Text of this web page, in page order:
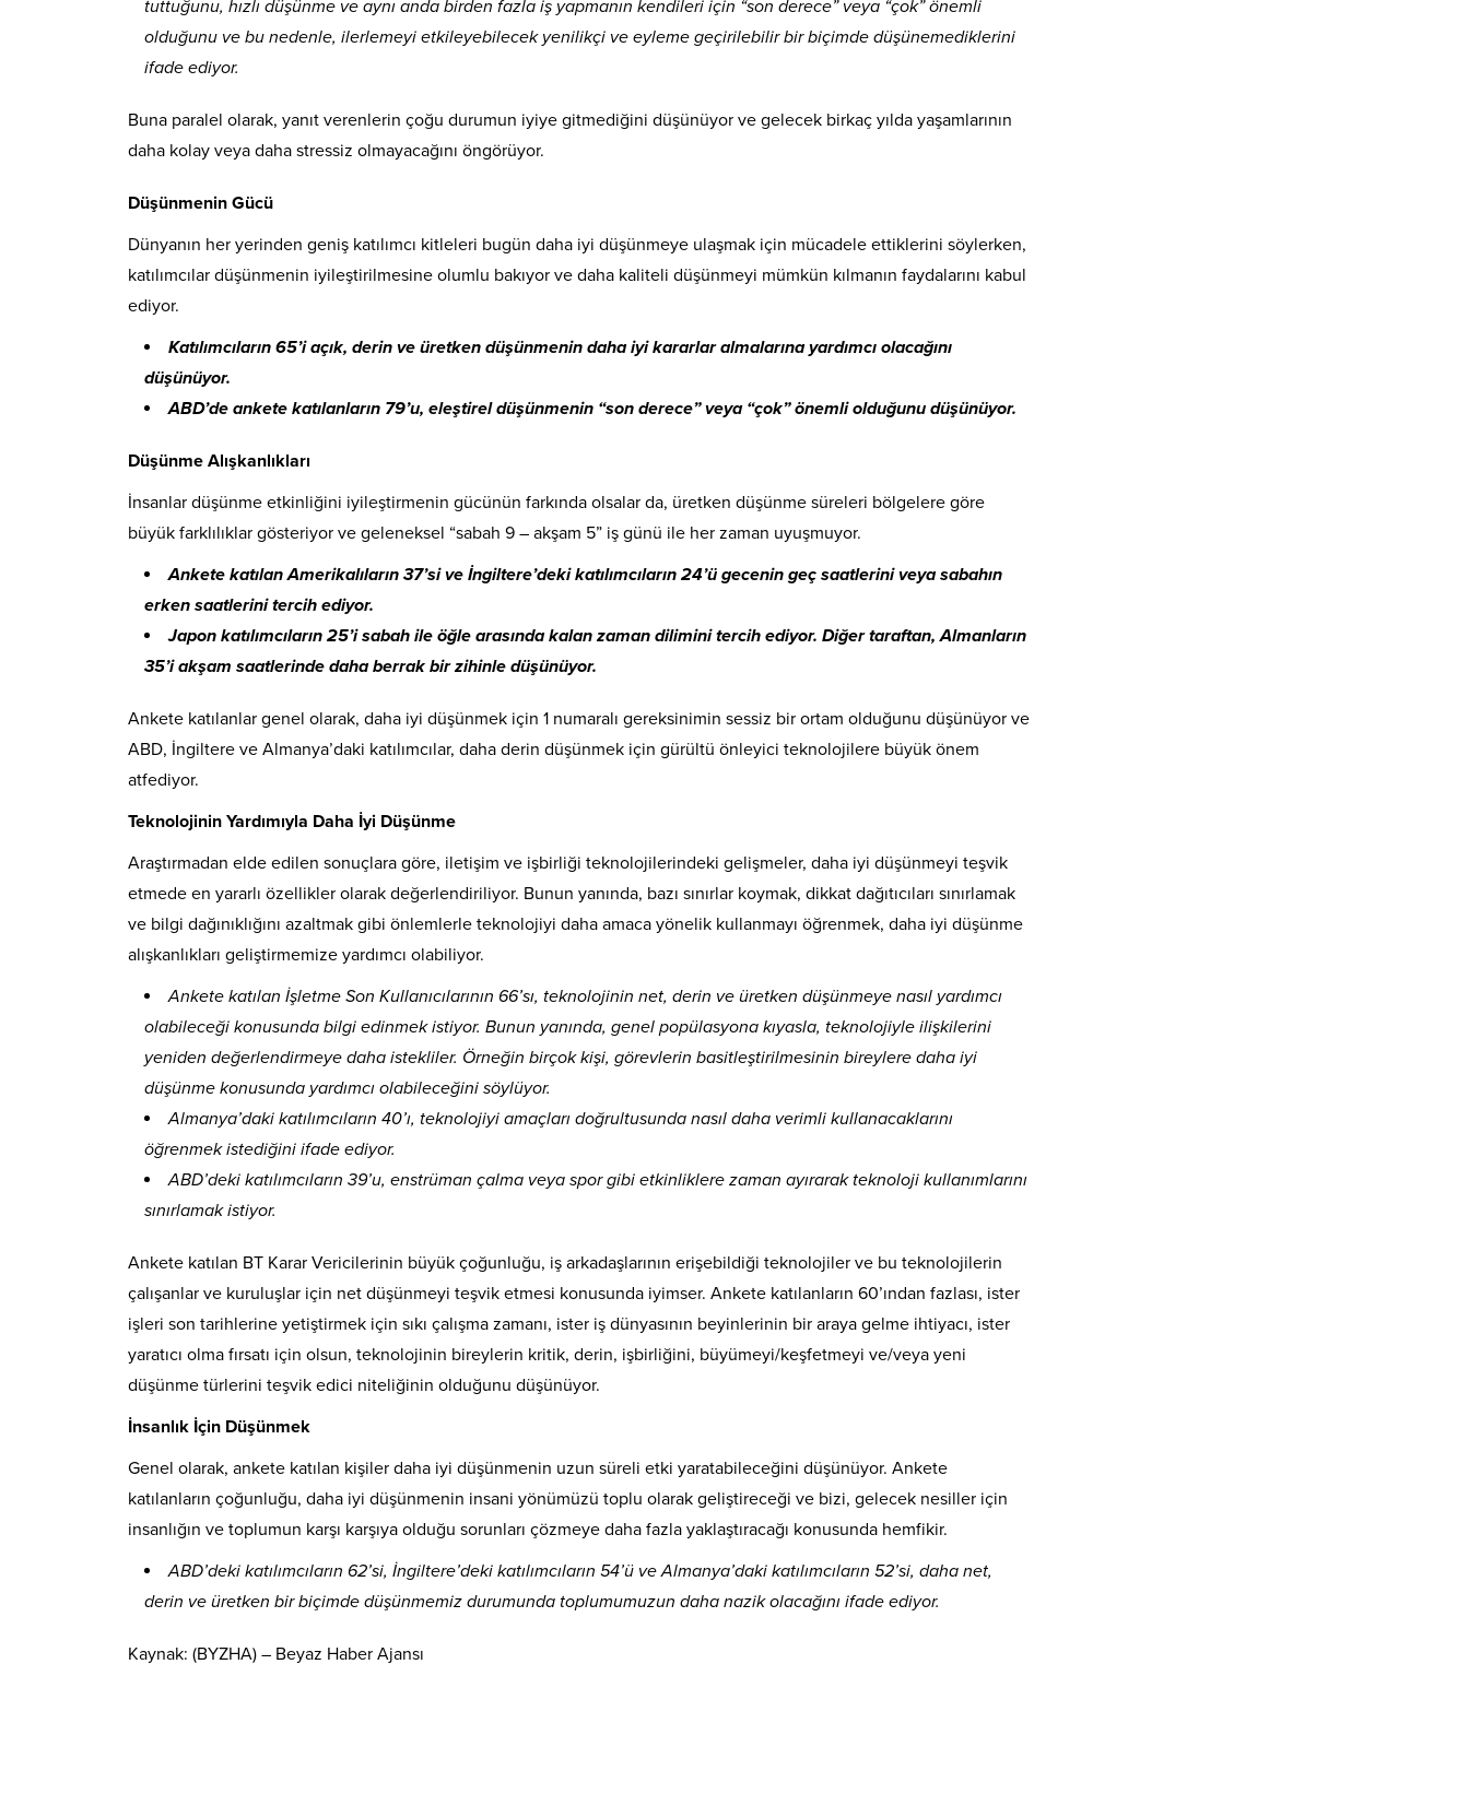
tuttuğunu, hızlı düşünme ve aynı anda birden fazla iş yapmanın kendileri için “son derece” veya “çok” önemli
olduğunu ve bu nedenle, ilerlemeyi etkileyebilecek yenilikçi ve eyleme geçirilebilir bir biçimde düşünemediklerini
ifade ediyor.
Buna paralel olarak, yanıt verenlerin çoğu durumun iyiye gitmediğini düşünüyor ve gelecek birkaç yılda yaşamlarının
daha kolay veya daha stressiz olmayacağını öngörüyor.
Düşünmenin Gücü
Dünyanın her yerinden geniş katılımcı kitleleri bugün daha iyi düşünmeye ulaşmak için mücadele ettiklerini söylerken,
katılımcılar düşünmenin iyileştirilmesine olumlu bakıyor ve daha kaliteli düşünmeyi mümkün kılmanın faydalarını kabul
ediyor.
Katılımcıların 65’i açık, derin ve üretken düşünmenin daha iyi kararlar almalarına yardımcı olacağını
düşünüyor.
ABD’de ankete katılanların 79’u, eleştirel düşünmenin “son derece” veya “çok” önemli olduğunu düşünüyor.
Düşünme Alışkanlıkları
İnsanlar düşünme etkinliğini iyileştirmenin gücünün farkında olsalar da, üretken düşünme süreleri bölgelere göre
büyük farklılıklar gösteriyor ve geleneksel “sabah 9 – akşam 5” iş günü ile her zaman uyuşmuyor.
Ankete katılan Amerikalıların 37’si ve İngiltere’deki katılımcıların 24’ü gecenin geç saatlerini veya sabahın
erken saatlerini tercih ediyor.
Japon katılımcıların 25’i sabah ile öğle arasında kalan zaman dilimini tercih ediyor. Diğer taraftan, Almanların
35’i akşam saatlerinde daha berrak bir zihinle düşünüyor.
Ankete katılanlar genel olarak, daha iyi düşünmek için 1 numaralı gereksinimin sessiz bir ortam olduğunu düşünüyor ve
ABD, İngiltere ve Almanya’daki katılımcılar, daha derin düşünmek için gürültü önleyici teknolojilere büyük önem
atfediyor.
Teknolojinin Yardımıyla Daha İyi Düşünme
Araştırmadan elde edilen sonuçlara göre, iletişim ve işbirliği teknolojilerindeki gelişmeler, daha iyi düşünmeyi teşvik
etmede en yararlı özellikler olarak değerlendiriliyor. Bunun yanında, bazı sınırlar koymak, dikkat dağıtıcıları sınırlamak
ve bilgi dağınıklığını azaltmak gibi önlemlerle teknolojiyi daha amaca yönelik kullanmayı öğrenmek, daha iyi düşünme
alışkanlıkları geliştirmemize yardımcı olabiliyor.
Ankete katılan İşletme Son Kullanıcılarının 66’sı, teknolojinin net, derin ve üretken düşünmeye nasıl yardımcı
olabileceği konusunda bilgi edinmek istiyor. Bunun yanında, genel popülasyona kıyasla, teknolojiyle ilişkilerini
yeniden değerlendirmeye daha istekliler. Örneğin birçok kişi, görevlerin basitleştirilmesinin bireylere daha iyi
düşünme konusunda yardımcı olabileceğini söylüyor.
Almanya’daki katılımcıların 40’ı, teknolojiyi amaçları doğrultusunda nasıl daha verimli kullanacaklarını
öğrenmek istediğini ifade ediyor.
ABD’deki katılımcıların 39’u, enstrüman çalma veya spor gibi etkinliklere zaman ayırarak teknoloji kullanımlarını
sınırlamak istiyor.
Ankete katılan BT Karar Vericilerinin büyük çoğunluğu, iş arkadaşlarının erişebildiği teknolojiler ve bu teknolojilerin
çalışanlar ve kuruluşlar için net düşünmeyi teşvik etmesi konusunda iyimser. Ankete katılanların 60’ından fazlası, ister
işleri son tarihlerine yetiştirmek için sıkı çalışma zamanı, ister iş dünyasının beyinlerinin bir araya gelme ihtiyacı, ister
yaratıcı olma fırsatı için olsun, teknolojinin bireylerin kritik, derin, işbirliğini, büyümeyi/keşfetmeyi ve/veya yeni
düşünme türlerini teşvik edici niteliğinin olduğunu düşünüyor.
İnsanlık İçin Düşünmek
Genel olarak, ankete katılan kişiler daha iyi düşünmenin uzun süreli etki yaratabileceğini düşünüyor. Ankete
katılanların çoğunluğu, daha iyi düşünmenin insani yönümüzü toplu olarak geliştireceği ve bizi, gelecek nesiller için
insanlığın ve toplumun karşı karşıya olduğu sorunları çözmeye daha fazla yaklaştıracağı konusunda hemfikir.
ABD’deki katılımcıların 62’si, İngiltere’deki katılımcıların 54’ü ve Almanya’daki katılımcıların 52’si, daha net,
derin ve üretken bir biçimde düşünmemiz durumunda toplumumuzun daha nazik olacağını ifade ediyor.
Kaynak: (BYZHA) – Beyaz Haber Ajansı